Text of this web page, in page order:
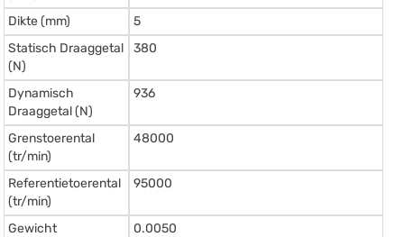
Dikte (mm)
5
Statisch Draaggetal
(N)
380
Dynamisch
Draaggetal (N)
936
Grenstoerental
(tr/min)
48000
Referentietoerental
(tr/min)
95000
Gewicht 0.0050